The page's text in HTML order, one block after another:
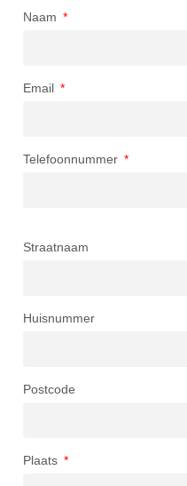
Naam
Email
Telefoonnummer
Straatnaam
Huisnummer
Postcode
Plaats